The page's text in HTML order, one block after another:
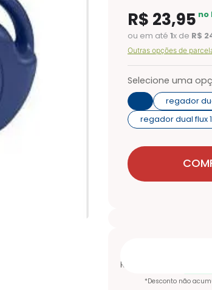
R$ 23,95 no
ou em até 1x de R$
Outras opções de
Selecione uma
regador
regador dual flux